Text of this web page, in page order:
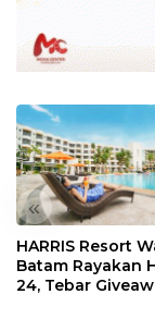
«
HARRIS Resort
Batam Rayakan
24, Tebar